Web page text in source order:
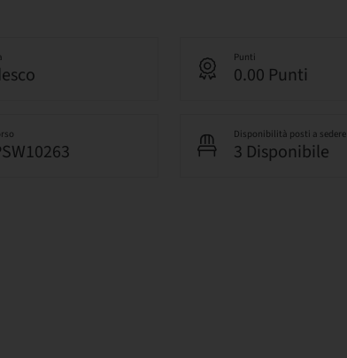
Punti
0.00 Punti
Disponibilità posti a sedere
3 Disponibile